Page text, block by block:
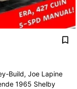
Build, Joe Lapine
1965 Shelby